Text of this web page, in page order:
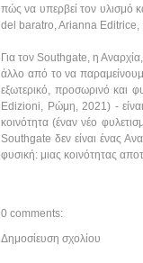
πώς να υπερβεί τον υλισμό
del baratro, Arianna Editrice,
Για τον Southgate, η
άλλο από το να
εξωτερικό, προσωρινό και
Edizioni, Ρώμη, 2021) -
κοινότητα (έναν νέο
Southgate δεν είναι ένας
φυσική: μιας κοινότητας
0 comments:
Δημοσίευση σχολίου